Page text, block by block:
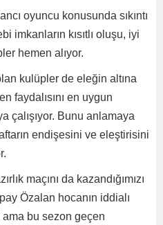
oyuncu konusunda sıkıntı
imkanların kısıtlı oluşu, iyi
hemen alıyor.
kulüpler de eleğin altına
faydalısını en uygun
çalışıyor. Bunu anlamaya
endişesini ve eleştirisini
maçını da kazandığımızı
Özalan hocanın iddialı
ama bu sezon geçen